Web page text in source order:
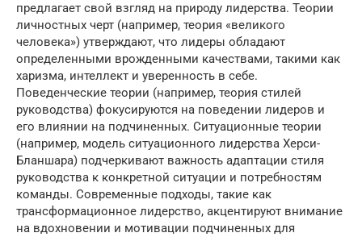
предлагает свой взгляд на природу лидерства. Теории
личностных черт (например, теория «великого
человека») утверждают, что лидеры обладают
определенными врожденными качествами, такими как
харизма, интеллект и уверенность в себе.
Поведенческие теории (например, теория стилей
руководства) фокусируются на поведении лидеров и
его влиянии на подчиненных. Ситуационные теории
(например, модель ситуационного лидерства Херси-
Бланшара) подчеркивают важность адаптации стиля
руководства к конкретной ситуации и потребностям
команды. Современные подходы, такие как
трансформационное лидерство, акцентируют внимание
на вдохновении и мотивации подчиненных для